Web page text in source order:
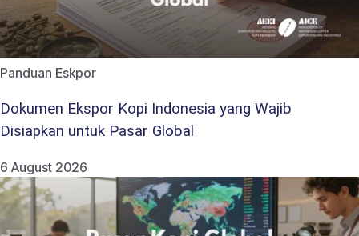
Panduan Eskpor
Dokumen Ekspor Kopi Indonesia yang Wajib
Disiapkan untuk Pasar Global
6 August 2026